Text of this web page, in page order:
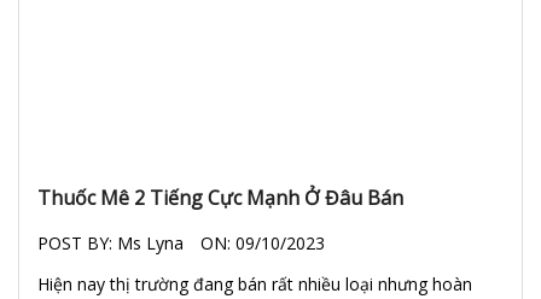
Thuốc Mê 2 Tiếng Cực Mạnh Ở Đâu Bán
POST BY: Ms Lyna ON: 09/10/2023
Hiện nay thị trường đang bán rất nhiều loại nhưng hoàn